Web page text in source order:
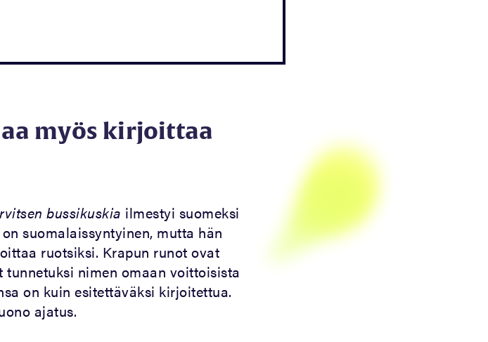
myös kirjoittaa
bussikuskia ilmestyi suomeksi
suomalaissyntyinen, mutta hän
ruotsiksi. Krapun runot ovat
nimen omaan voittoisista
on kuin esitettäväksi kirjoitettua.
ajatus.